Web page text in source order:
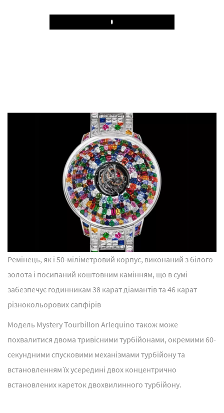
Play
Ремінець, як і 50-міліметровий корпус, виконаний з білого
золота і посипаний коштовним камінням, що в сумі
забезпечує годинникам 38 карат діамантів та 46 карат
різнокольорових сапфірів
Модель Mystery Tourbillon Arlequino також може
похвалитися двома тривісними турбійонами, окремими 60-
секундними спусковими механізмами турбійону та
встановленням їх усередині двох концентрично
встановлених кареток двохвилинного турбійону.